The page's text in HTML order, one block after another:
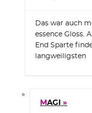
Das war auch
essence Gloss.
End Sparte
langweiligsten
MAGI